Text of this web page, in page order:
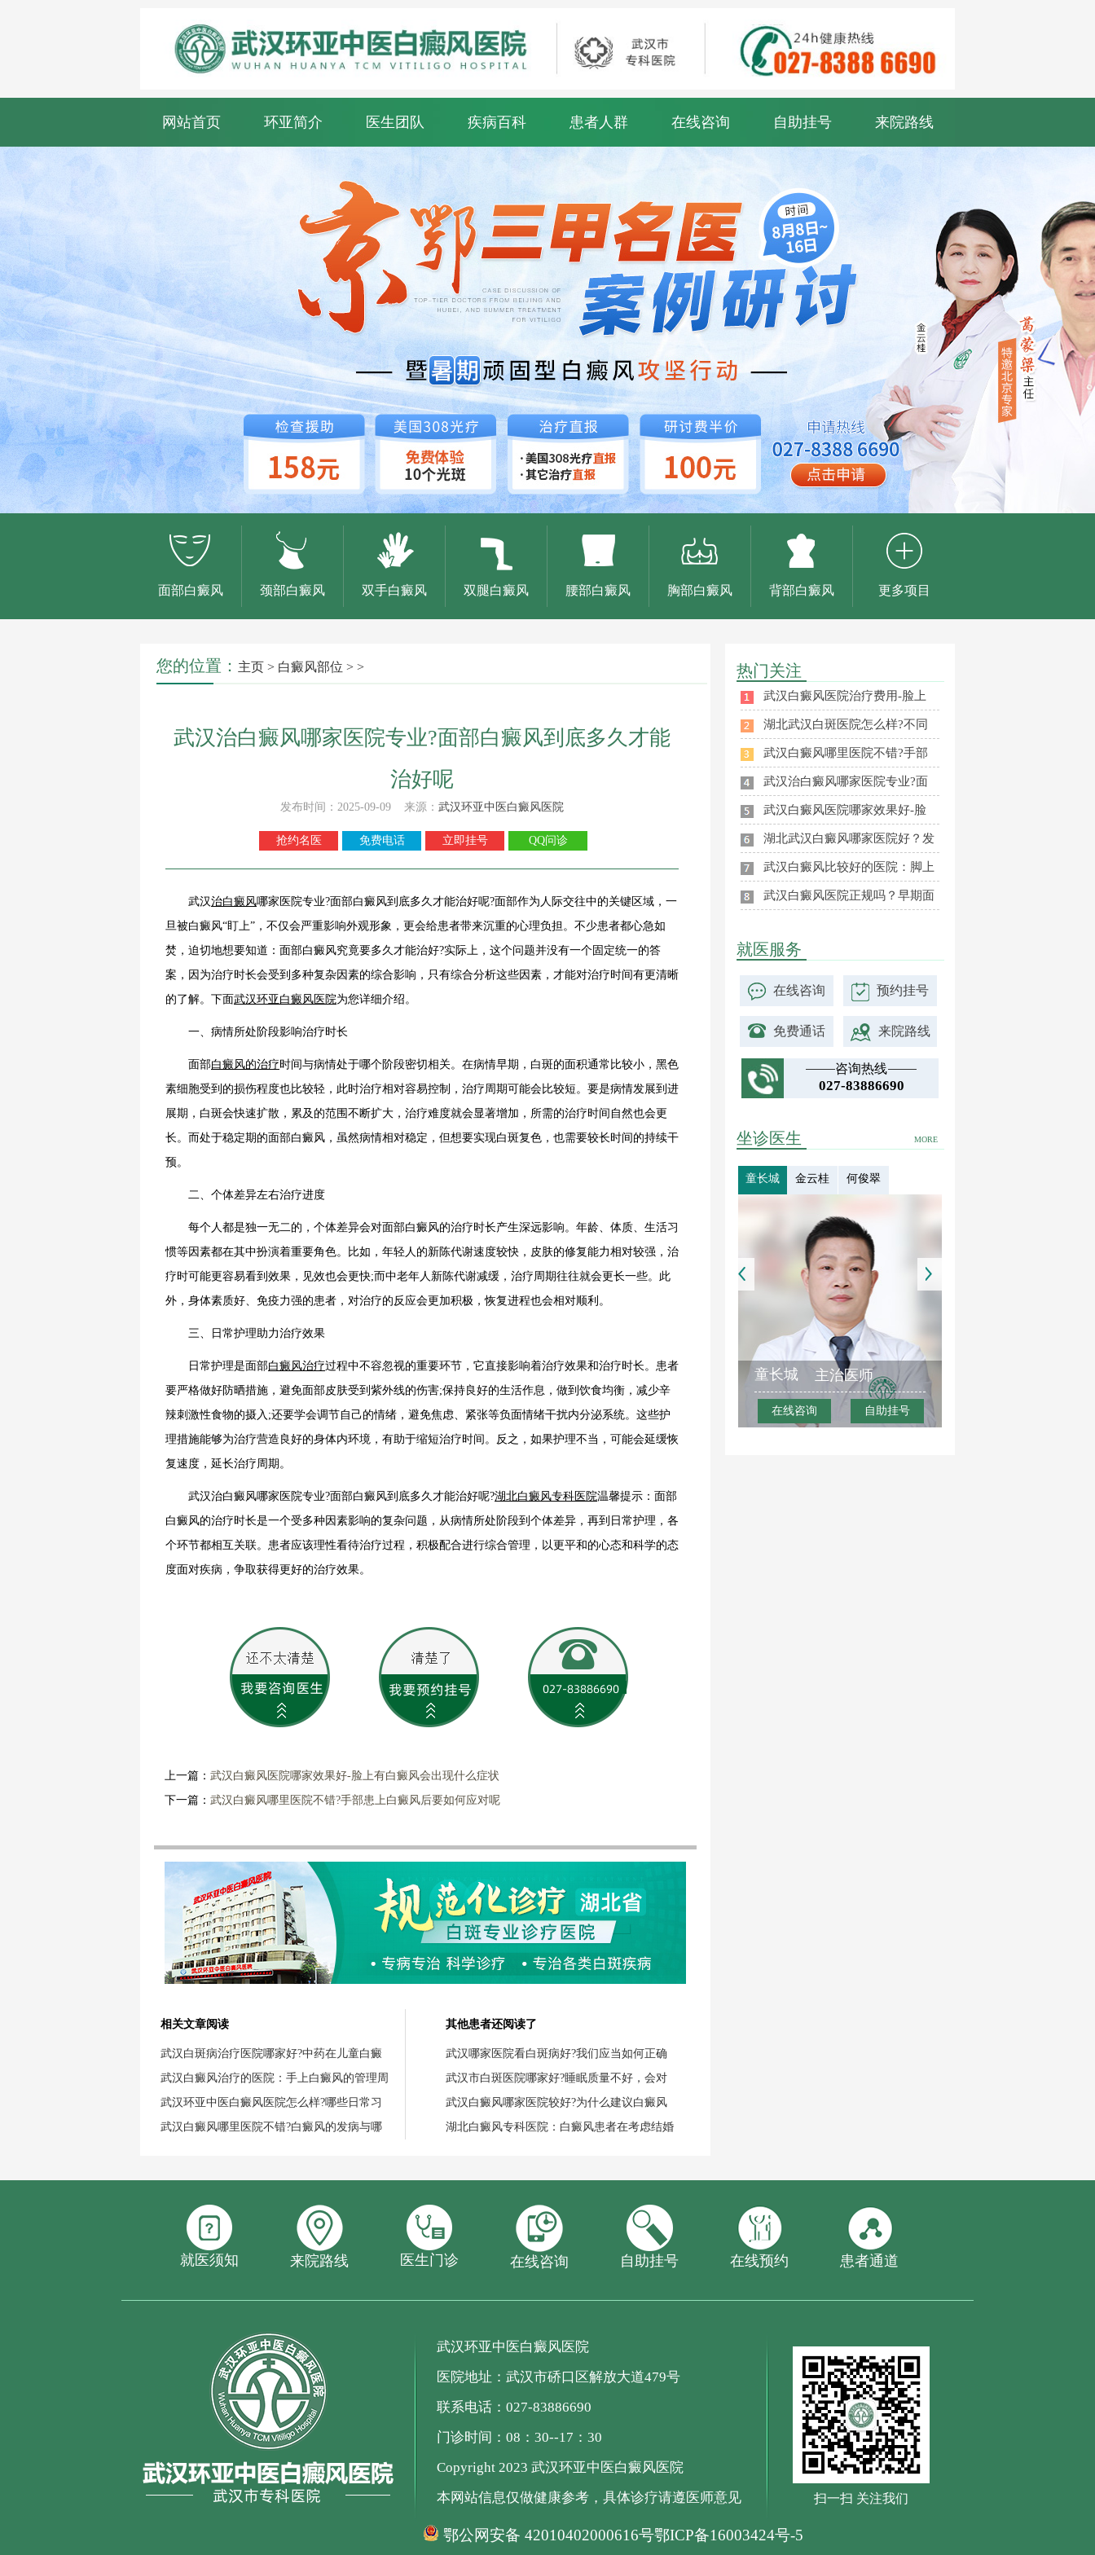
网站首页 环亚简介 医生团队 疾病百科 患者人群 在线咨询 自助挂号 来院路线
面部白癜风 颈部白癜风 双手白癜风 双腿白癜风 腰部白癜风 胸部白癜风 背部白癜风 更多项目
您的位置： 主页 > 白癜风部位 > >
武汉治白癜风哪家医院专业?面部白癜风到底多久才能
治好呢
发布时间：2025-09-09 来源： 武汉环亚中医白癜风医院
抢约名医 免费电话 立即挂号 QQ问诊
武汉治白癜风哪家医院专业?面部白癜风到底多久才能治好呢?面部作为人际交往中的关键区域，一
旦被白癜风“盯上”，不仅会严重影响外观形象，更会给患者带来沉重的心理负担。不少患者都心急如
焚，迫切地想要知道：面部白癜风究竟要多久才能治好?实际上，这个问题并没有一个固定统一的答
案，因为治疗时长会受到多种复杂因素的综合影响，只有综合分析这些因素，才能对治疗时间有更清晰
的了解。下面武汉环亚白癜风医院为您详细介绍。
一、病情所处阶段影响治疗时长
面部白癜风的治疗时间与病情处于哪个阶段密切相关。在病情早期，白斑的面积通常比较小，黑色
素细胞受到的损伤程度也比较轻，此时治疗相对容易控制，治疗周期可能会比较短。要是病情发展到进
展期，白斑会快速扩散，累及的范围不断扩大，治疗难度就会显著增加，所需的治疗时间自然也会更
长。而处于稳定期的面部白癜风，虽然病情相对稳定，但想要实现白斑复色，也需要较长时间的持续干
预。
二、个体差异左右治疗进度
每个人都是独一无二的，个体差异会对面部白癜风的治疗时长产生深远影响。年龄、体质、生活习
惯等因素都在其中扮演着重要角色。比如，年轻人的新陈代谢速度较快，皮肤的修复能力相对较强，治
疗时可能更容易看到效果，见效也会更快;而中老年人新陈代谢减缓，治疗周期往往就会更长一些。此
外，身体素质好、免疫力强的患者，对治疗的反应会更加积极，恢复进程也会相对顺利。
三、日常护理助力治疗效果
日常护理是面部白癜风治疗过程中不容忽视的重要环节，它直接影响着治疗效果和治疗时长。患者
要严格做好防晒措施，避免面部皮肤受到紫外线的伤害;保持良好的生活作息，做到饮食均衡，减少辛
辣刺激性食物的摄入;还要学会调节自己的情绪，避免焦虑、紧张等负面情绪干扰内分泌系统。这些护
理措施能够为治疗营造良好的身体内环境，有助于缩短治疗时间。反之，如果护理不当，可能会延缓恢
复速度，延长治疗周期。
武汉治白癜风哪家医院专业?面部白癜风到底多久才能治好呢?湖北白癜风专科医院温馨提示：面部
白癜风的治疗时长是一个受多种因素影响的复杂问题，从病情所处阶段到个体差异，再到日常护理，各
个环节都相互关联。患者应该理性看待治疗过程，积极配合进行综合管理，以更平和的心态和科学的态
度面对疾病，争取获得更好的治疗效果。
上一篇： 武汉白癜风医院哪家效果好-脸上有白癜风会出现什么症状
下一篇： 武汉白癜风哪里医院不错?手部患上白癜风后要如何应对呢
相关文章阅读
武汉白斑病治疗医院哪家好?中药在儿童白癜
武汉白癜风治疗的医院：手上白癜风的管理周
武汉环亚中医白癜风医院怎么样?哪些日常习
武汉白癜风哪里医院不错?白癜风的发病与哪
其他患者还阅读了
武汉哪家医院看白斑病好?我们应当如何正确
武汉市白斑医院哪家好?睡眠质量不好，会对
武汉白癜风哪家医院较好?为什么建议白癜风
湖北白癜风专科医院：白癜风患者在考虑结婚
热门关注
武汉白癜风医院治疗费用-脸上
湖北武汉白斑医院怎么样?不同
武汉白癜风哪里医院不错?手部
武汉治白癜风哪家医院专业?面
武汉白癜风医院哪家效果好-脸
湖北武汉白癜风哪家医院好？发
武汉白癜风比较好的医院：脚上
武汉白癜风医院正规吗？早期面
就医服务
在线咨询 预约挂号
免费通话 来院路线
咨询热线
027-83886690
MORE
坐诊医生
童长城 金云桂 何俊翠
童长城 主治医师
在线咨询 自助挂号
就医须知 来院路线 医生门诊 在线咨询 自助挂号 在线预约 患者通道
武汉环亚中医白癜风医院
医院地址：武汉市硚口区解放大道479号
联系电话：027-83886690
门诊时间：08：30--17：30
Copyright 2023 武汉环亚中医白癜风医院
本网站信息仅做健康参考，具体诊疗请遵医师意见
扫一扫 关注我们
鄂公网安备 42010402000616号鄂ICP备16003424号-5